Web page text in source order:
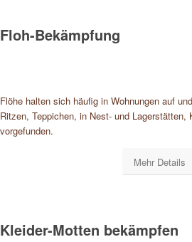
Floh-Bekämpfung
Flöhe halten sich häufig in Wohnungen auf
Ritzen, Teppichen, in Nest- und Lagerstätten,
vorgefunden.
Mehr Details
Kleider-Motten bekämpfen